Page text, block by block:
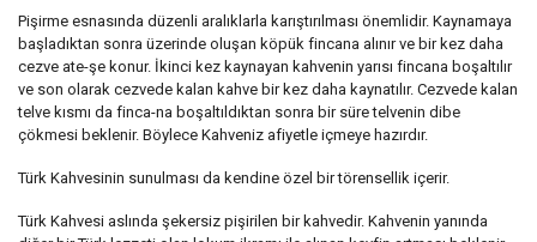
Pişirme esnasında düzenli aralıklarla karıştırılması önemlidir. Kaynamaya
başladıktan sonra üzerinde oluşan köpük fincana alınır ve bir kez daha
cezve ate-şe konur. İkinci kez kaynayan kahvenin yarısı fincana boşaltılır
ve son olarak cezvede kalan kahve bir kez daha kaynatılır. Cezvede kalan
telve kısmı da finca-na boşaltıldıktan sonra bir süre telvenin dibe
çökmesi beklenir. Böylece Kahveniz afiyetle içmeye hazırdır.
Türk Kahvesinin sunulması da kendine özel bir törensellik içerir.
Türk Kahvesi aslında şekersiz pişirilen bir kahvedir. Kahvenin yanında